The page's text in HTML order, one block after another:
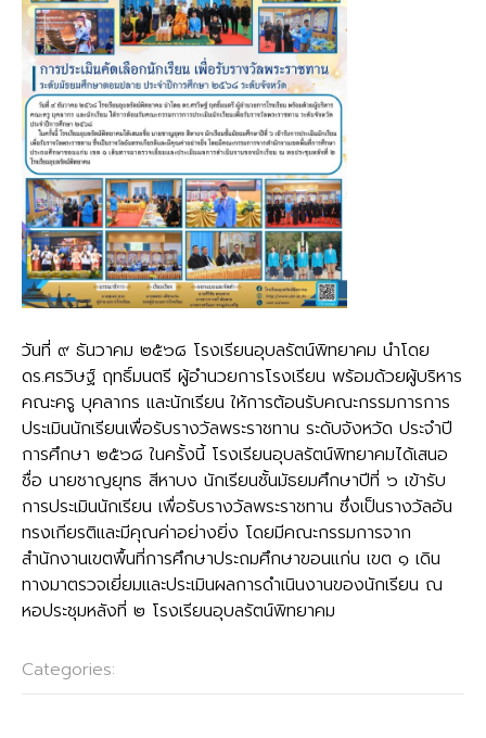
วันที่ ๙ ธันวาคม ๒๕๖๘ โรงเรียนอุบลรัตน์พิทยาคม นำโดย
ดร.ศรวิษฐ์ ฤทธิ์มนตรี ผู้อำนวยการโรงเรียน พร้อมด้วยผู้บริหาร
คณะครู บุคลากร และนักเรียน ให้การต้อนรับคณะกรรมการการ
ประเมินนักเรียนเพื่อรับรางวัลพระราชทาน ระดับจังหวัด ประจำปี
การศึกษา ๒๕๖๘ ในครั้งนี้ โรงเรียนอุบลรัตน์พิทยาคมได้เสนอ
ชื่อ นายชาญยุทธ สีหาบง นักเรียนชั้นมัธยมศึกษาปีที่ ๖ เข้ารับ
การประเมินนักเรียน เพื่อรับรางวัลพระราชทาน ซึ่งเป็นรางวัลอัน
ทรงเกียรติและมีคุณค่าอย่างยิ่ง โดยมีคณะกรรมการจาก
สำนักงานเขตพื้นที่การศึกษาประถมศึกษาขอนแก่น เขต ๑ เดิน
ทางมาตรวจเยี่ยมและประเมินผลการดำเนินงานของนักเรียน ณ
หอประชุมหลังที่ ๒ โรงเรียนอุบลรัตน์พิทยาคม
Categories: